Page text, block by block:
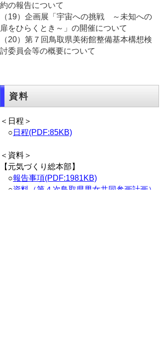
約の報告について
（19）企画展「宇宙への挑戦 ～未知への
扉をひらくとき～」の開催について
（20）第７回鳥取県美術館整備基本構想検
討委員会等の概要について
資料
＜日程＞
○ 日程(PDF:85KB)
＜資料＞
【元気づくり総本部】
○報告事項(PDF:1981KB)
○資料（第４次鳥取県男女共同参画計画）